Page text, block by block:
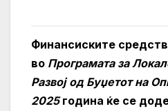
Финансиските
во Програмата за
Развој oд Буџетот на
2025година ќе се